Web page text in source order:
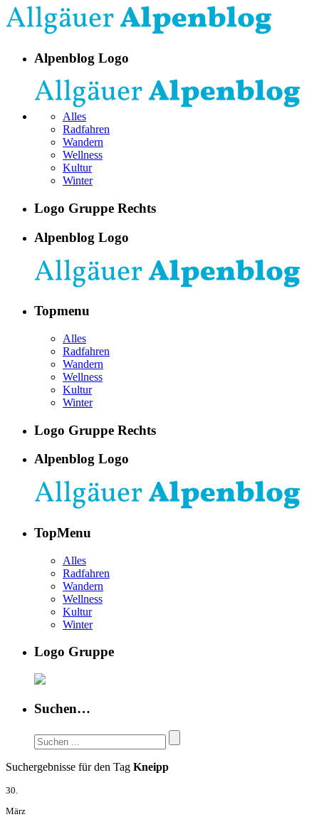
Alpenblog Logo
Alles
Radfahren
Wandern
Wellness
Kultur
Winter
Logo Gruppe Rechts
Alpenblog Logo
Topmenu
Alles
Radfahren
Wandern
Wellness
Kultur
Winter
Logo Gruppe Rechts
Alpenblog Logo
TopMenu
Alles
Radfahren
Wandern
Wellness
Kultur
Winter
Logo Gruppe
Suchen…
Suchergebnisse für den Tag Kneipp
30.
März